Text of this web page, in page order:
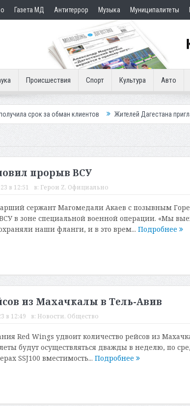
Газета МД Антитеррор Музыка Муниципалитеты
Происшествия Спорт Культура Авто
обман клиентов Жителей Дагестана приглашает в
прорыв ВСУ
в 12:51 в: Герои Z, Официально
сержант Магомедали Акаев с позывным
в зоне специальной военной операции. «Мы
наши фланги, и в это врем... Подробнее
из Махачкалы в Тель-Авив
в 12:49 в: Новости, Общество
Red Wings удвоит количество рейсов из
будут осуществляться дважды в неделю, по
SSJ100 вместимость... Подробнее